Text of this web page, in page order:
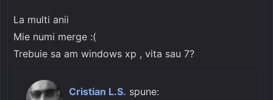
La multi anii
Mie numi merge :(
Trebuie sa am windows xp , vita sau 7?
Cristian L.S. spune: